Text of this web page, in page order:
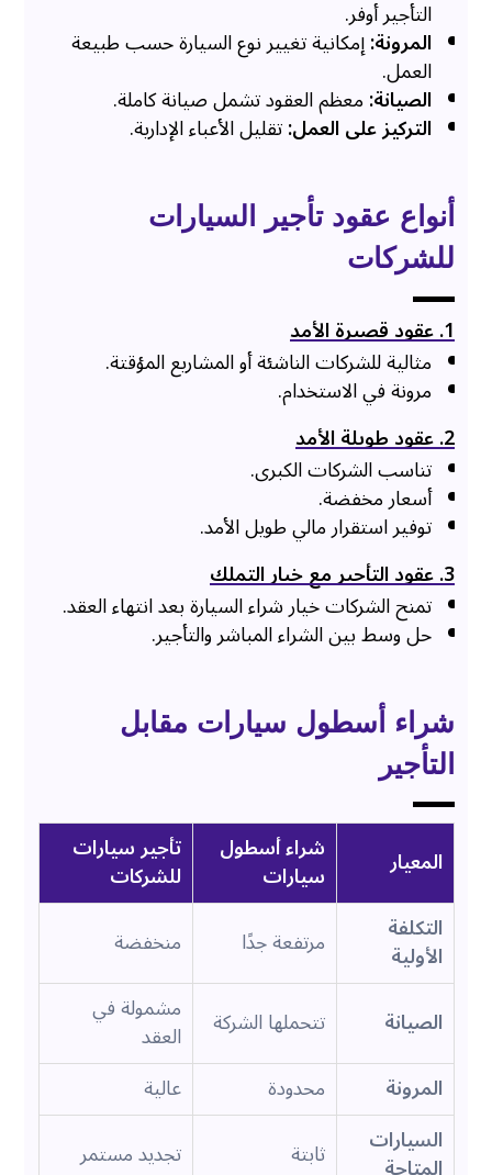
التأجير أوفر.
المرونة:إمكانية تغيير نوع السيارة حسب طبيعة
العمل.
الصيانة:معظم العقود تشمل صيانة كاملة.
التركيز على العمل:تقليل الأعباء الإدارية.
أنواع عقود تأجير السيارات
للشركات
1. عقود قصيرة الأمد
مثالية للشركات الناشئة أو المشاريع المؤقتة.
مرونة في الاستخدام.
2. عقود طويلة الأمد
تناسب الشركات الكبرى.
أسعار مخفضة.
توفير استقرار مالي طويل الأمد.
3. عقود التأجير مع خيار التملك
تمنح الشركات خيار شراء السيارة بعد انتهاء العقد.
حل وسط بين الشراء المباشر والتأجير.
شراء أسطول سيارات مقابل
التأجير
المعيار شراء أسطول
سيارات
تأجير سيارات
للشركات
التكلفة
الأولية مرتفعة جدًا
منخفضة
الصيانة
تتحملها الشركة مشمولة في
العقد
المرونة
محدودة
عالية
السيارات
ثابتة تجديد مستمر